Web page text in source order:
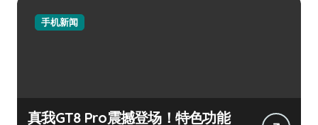
手机新闻
真我GT8 Pro震撼登场！特色功能